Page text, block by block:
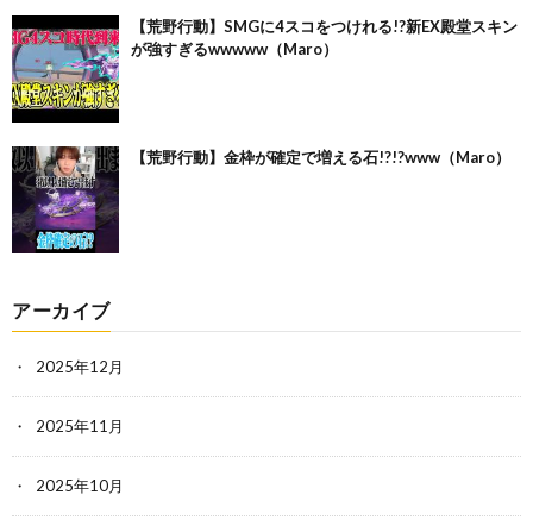
【荒野行動】SMGに4スコをつけれる!?新EX殿堂スキン
が強すぎるwwwww（Maro）
【荒野行動】金枠が確定で増える石!?!?www（Maro）
アーカイブ
2025年12月
2025年11月
2025年10月